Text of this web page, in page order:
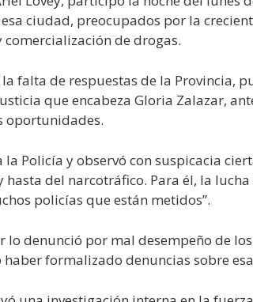
ciudad, preocupados por la
de drogas.
falta de respuestas de la Provincia,
que encabeza Gloria Zalazar,
oportunidades.
Policía y observó con suspicacia
hasta del narcotráfico. Para él, la
policías que están metidos”.
lo denunció por mal desempeño de
formalizado denuncias sobre